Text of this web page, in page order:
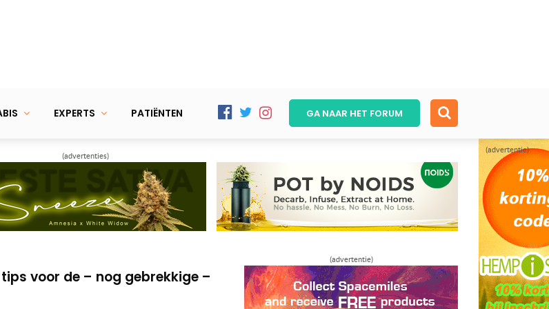
(advertentie)
EXPERTS PATIËNTEN GA NAAR HET FORUM
(advertenties)
nare bijwerkingen
voor de – nog gebrekkige –
(advertentie)